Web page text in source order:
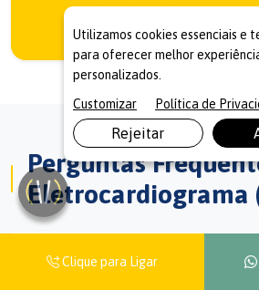
Perguntas
Eletrocardiograma
O eletrocardiograma é doloroso
desconfortável?
Clique para Ligar
Utilizamos cookies essenciais e
para oferecer melhor
personalizados.
Customizar
Política de
Rejeitar